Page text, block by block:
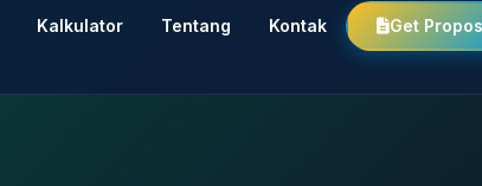
Kalkulator Tentang Kontak Get